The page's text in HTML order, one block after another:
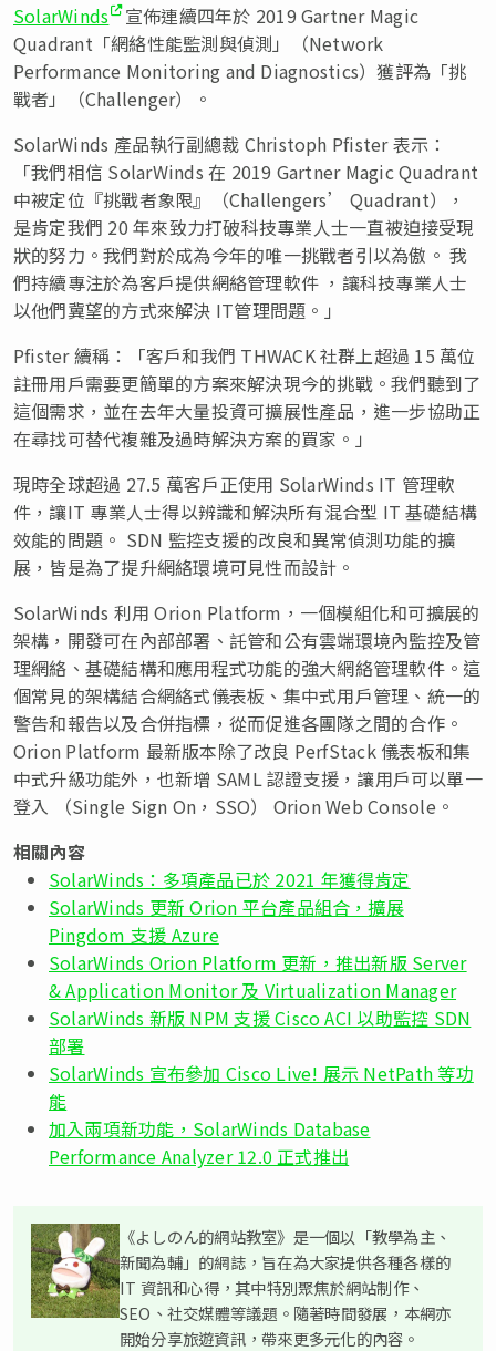
SolarWinds 宣佈連續四年於 2019 Gartner Magic
Quadrant「網絡性能監測與偵測」（Network
Performance Monitoring and Diagnostics）獲評為「挑
戰者」（Challenger）。
SolarWinds 產品執行副總裁 Christoph Pfister 表示：
「我們相信 SolarWinds 在 2019 Gartner Magic Quadrant
中被定位『挑戰者象限』（Challengers’ Quadrant），
是肯定我們 20 年來致力打破科技專業人士一直被迫接受現
狀的努力。我們對於成為今年的唯一挑戰者引以為傲。 我
們持續專注於為客戶提供網絡管理軟件 ，讓科技專業人士
以他們冀望的方式來解決 IT管理問題。」
Pfister 續稱：「客戶和我們 THWACK 社群上超過 15 萬位
註冊用戶需要更簡單的方案來解決現今的挑戰。我們聽到了
這個需求，並在去年大量投資可擴展性產品，進一步協助正
在尋找可替代複雜及過時解決方案的買家。」
現時全球超過 27.5 萬客戶正使用 SolarWinds IT 管理軟
件，讓IT 專業人士得以辨識和解決所有混合型 IT 基礎結構
效能的問題。 SDN 監控支援的改良和異常偵測功能的擴
展，皆是為了提升網絡環境可見性而設計。
SolarWinds 利用 Orion Platform，一個模組化和可擴展的
架構，開發可在內部部署、託管和公有雲端環境內監控及管
理網絡、基礎結構和應用程式功能的強大網絡管理軟件。這
個常見的架構結合網絡式儀表板、集中式用戶管理、統一的
警告和報告以及合併指標，從而促進各團隊之間的合作。
Orion Platform 最新版本除了改良 PerfStack 儀表板和集
中式升級功能外，也新增 SAML 認證支援，讓用戶可以單一
登入 （Single Sign On，SSO） Orion Web Console。
相關內容
SolarWinds：多項產品已於 2021 年獲得肯定
SolarWinds 更新 Orion 平台產品組合，擴展
Pingdom 支援 Azure
SolarWinds Orion Platform 更新，推出新版 Server
& Application Monitor 及 Virtualization Manager
SolarWinds 新版 NPM 支援 Cisco ACI 以助監控 SDN
部署
SolarWinds 宣布參加 Cisco Live! 展示 NetPath 等功
能
加入兩項新功能，SolarWinds Database
Performance Analyzer 12.0 正式推出
《よしのん的網站教室》是一個以「教學為主、
新聞為輔」的網誌，旨在為大家提供各種各樣的
IT 資訊和心得，其中特別聚焦於網站制作、
SEO、社交媒體等議題。隨著時間發展，本網亦
開始分享旅遊資訊，帶來更多元化的內容。